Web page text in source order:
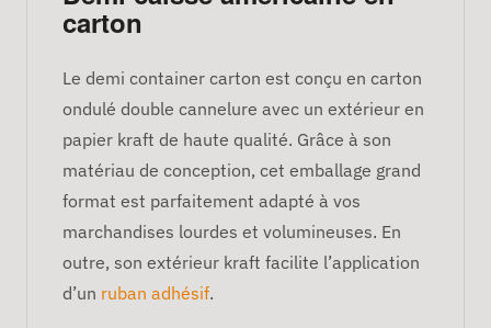
carton
Le demi container carton est conçu en carton
ondulé double cannelure avec un extérieur en
papier kraft de haute qualité. Grâce à son
matériau de conception, cet emballage grand
format est parfaitement adapté à vos
marchandises lourdes et volumineuses. En
outre, son extérieur kraft facilite l’application
d’un ruban adhésif.